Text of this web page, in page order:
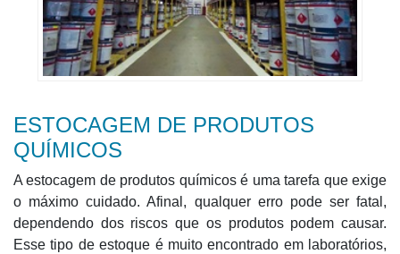
ESTOCAGEM DE PRODUTOS
QUÍMICOS
A estocagem de produtos químicos é uma tarefa que exige
o máximo cuidado. Afinal, qualquer erro pode ser fatal,
dependendo dos riscos que os produtos podem causar.
Esse tipo de estoque é muito encontrado em laboratórios,